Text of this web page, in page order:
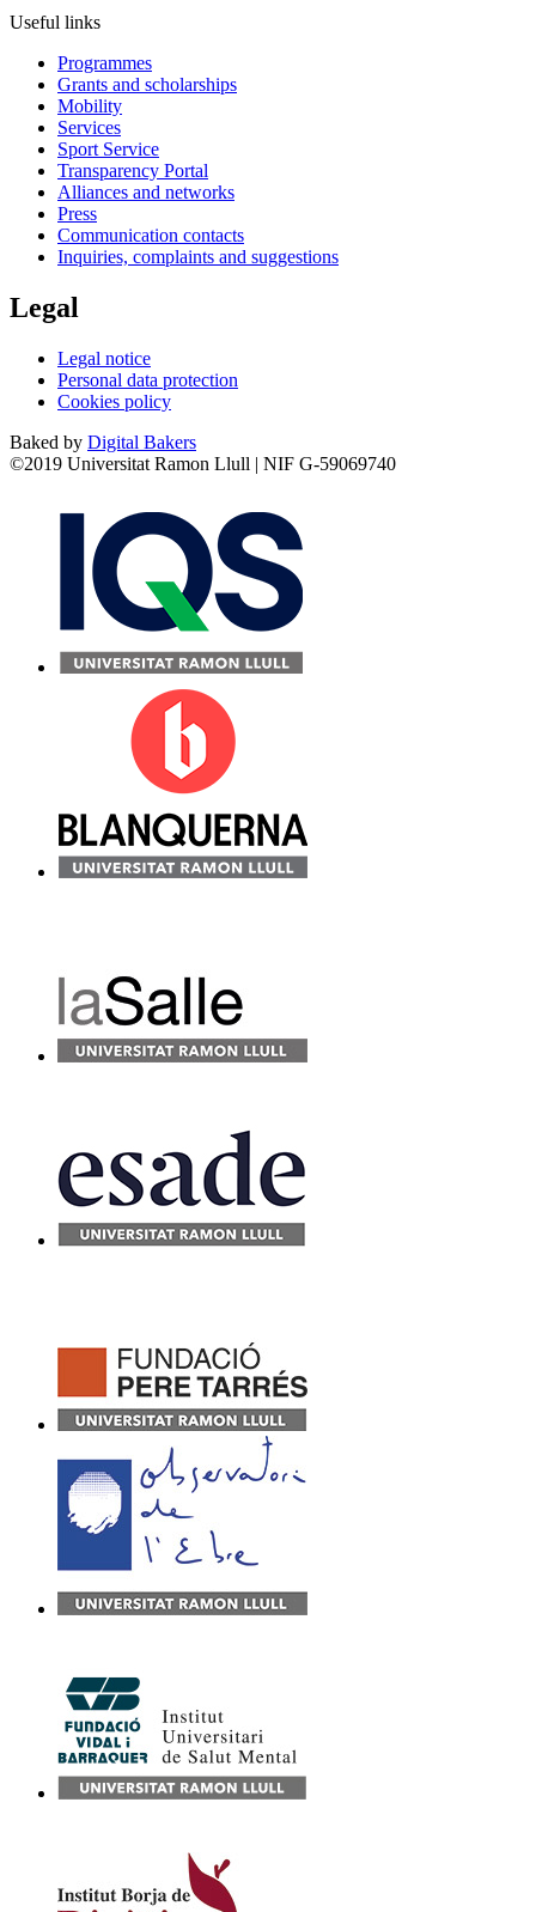
Useful links
Programmes
Grants and scholarships
Mobility
Services
Sport Service
Transparency Portal
Alliances and networks
Press
Communication contacts
Inquiries, complaints and suggestions
Legal
Legal notice
Personal data protection
Cookies policy
Baked by Digital Bakers
©2019 Universitat Ramon Llull | NIF G-59069740